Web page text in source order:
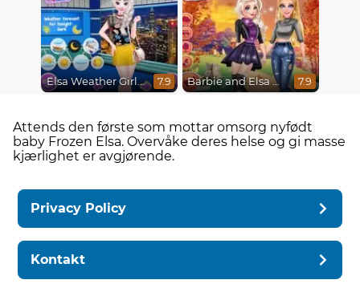
Elsa Weather Girl Fashion 7.9 Barbie and Elsa Autumn Patterns 7.9
Attends den første som mottar omsorg nyfødt
baby Frozen Elsa. Overvåke deres helse og gi masse
kjærlighet er avgjørende.
Privacy Policy
Kontakt